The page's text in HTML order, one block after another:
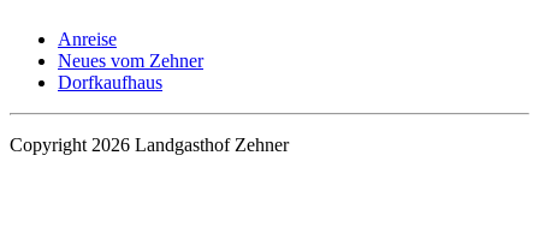
Anreise
Neues vom Zehner
Dorfkaufhaus
Copyright 2026 Landgasthof Zehner